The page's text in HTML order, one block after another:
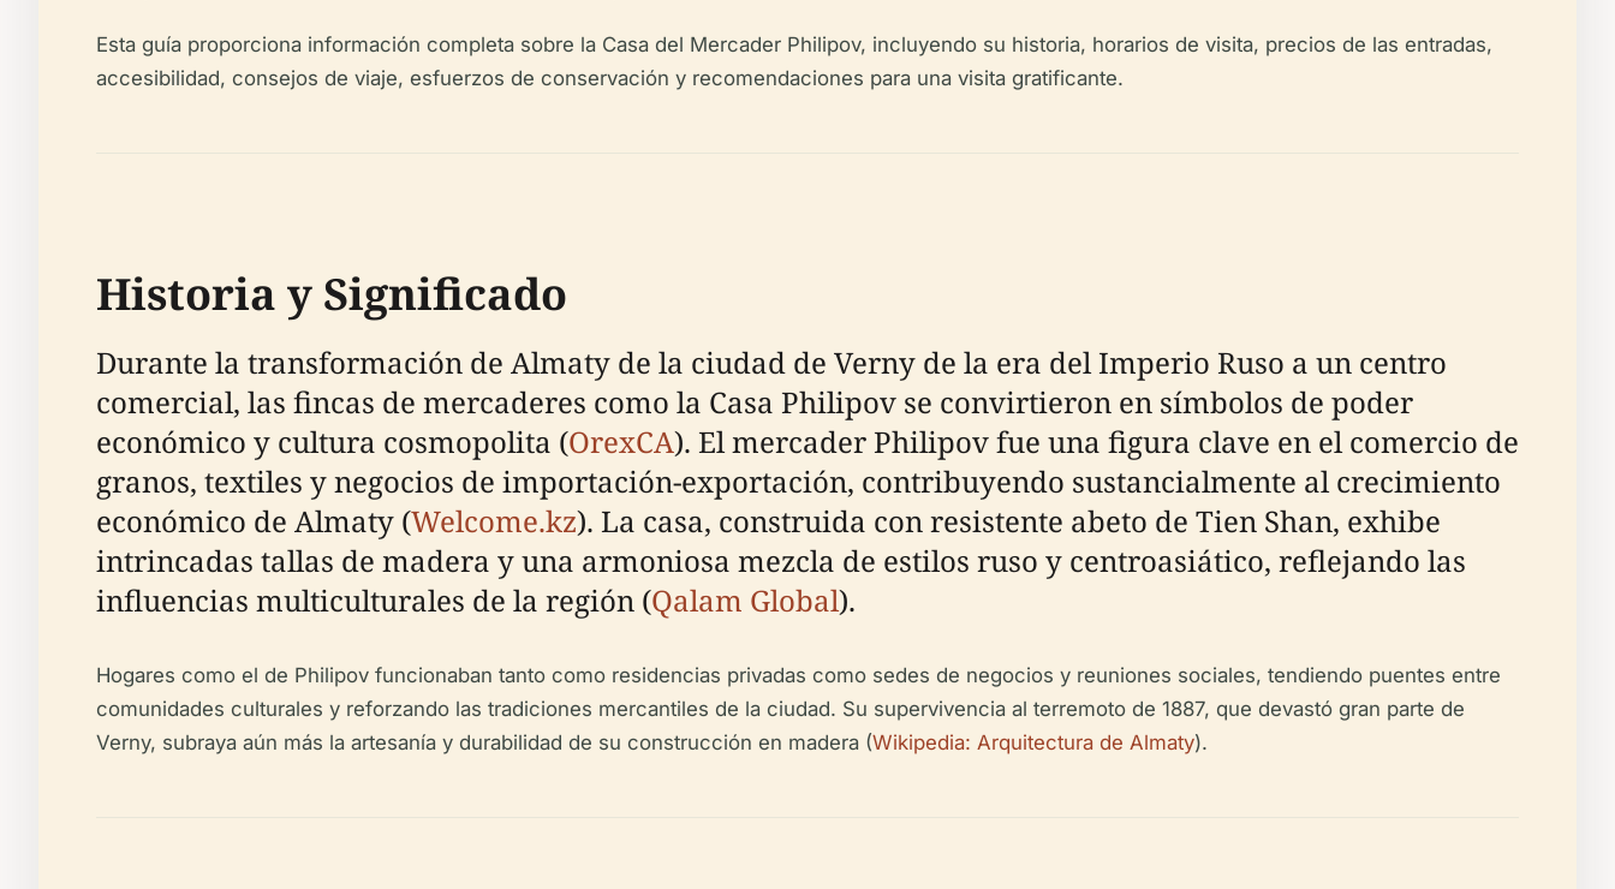
Esta guía proporciona información completa sobre la Casa del Mercader Philipov, incluyendo su historia, horarios de visita, precios de las entradas,
accesibilidad, consejos de viaje, esfuerzos de conservación y recomendaciones para una visita gratificante.
Historia y Significado
Durante la transformación de Almaty de la ciudad de Verny de la era del Imperio Ruso a un centro
comercial, las fincas de mercaderes como la Casa Philipov se convirtieron en símbolos de poder
económico y cultura cosmopolita (OrexCA). El mercader Philipov fue una figura clave en el comercio de
granos, textiles y negocios de importación-exportación, contribuyendo sustancialmente al crecimiento
económico de Almaty (Welcome.kz). La casa, construida con resistente abeto de Tien Shan, exhibe
intrincadas tallas de madera y una armoniosa mezcla de estilos ruso y centroasiático, reflejando las
influencias multiculturales de la región (Qalam Global).
Hogares como el de Philipov funcionaban tanto como residencias privadas como sedes de negocios y reuniones sociales, tendiendo puentes entre
comunidades culturales y reforzando las tradiciones mercantiles de la ciudad. Su supervivencia al terremoto de 1887, que devastó gran parte de
Verny, subraya aún más la artesanía y durabilidad de su construcción en madera (Wikipedia: Arquitectura de Almaty).